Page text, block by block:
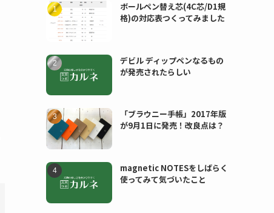
ボールペン替え芯(4C芯/D1規
格)の対応表つくってみました
デビル ディップペンなるもの
が発売されたらしい
「ブラウニー手帳」2017年版
が9月1日に発売！改良点は？
magnetic NOTESをしばらく
使ってみて気づいたこと